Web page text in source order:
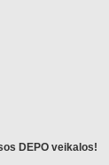
DEPO veikalos!